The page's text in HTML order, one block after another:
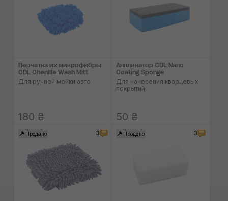
Перчатка из микро­фибры
CDL Chenille Wash Mitt
Для ручной мойки авто
180 ₴
Аппликатор CDL Nano
Coating Sponge
Для нанесения кварцевых
покрытий
50 ₴
Продано 3 Продано 3